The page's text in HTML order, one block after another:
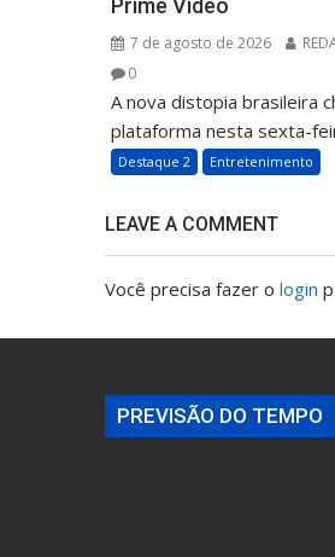
Prime Video
7 de agosto de 2026
0
A nova distopia brasileira
plataforma nesta sexta-
Destaque 2 Entretenimento
LEAVE A COMMENT
Você precisa fazer o login
PREVISÃO DO TEMPO